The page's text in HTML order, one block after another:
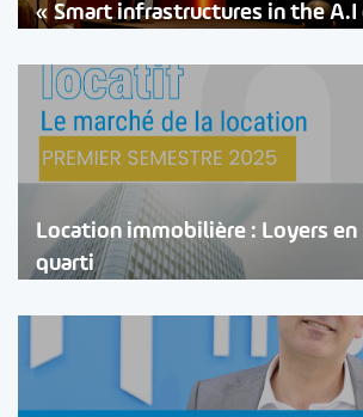
« Smart infrastructures in the A.I
Location immobilière : Loyers en
quarti